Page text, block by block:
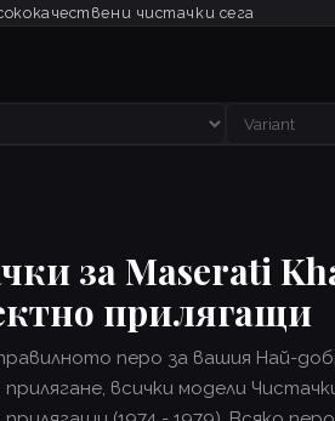
чистачки сега
за Maserati
прилягащи
перо за вашия Най-
всички модели